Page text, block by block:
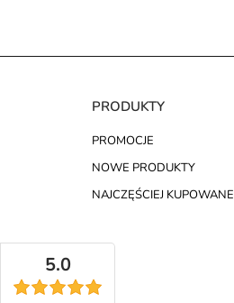
PRODUKTY
PROMOCJE
NOWE PRODUKTY
NAJCZĘŚCIEJ KUPOWANE
5.0